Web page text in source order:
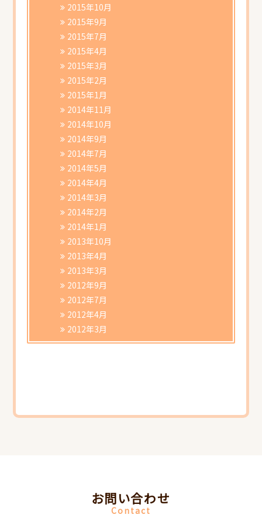
2015年10月
2015年9月
2015年7月
2015年4月
2015年3月
2015年2月
2015年1月
2014年11月
2014年10月
2014年9月
2014年7月
2014年5月
2014年4月
2014年3月
2014年2月
2014年1月
2013年10月
2013年4月
2013年3月
2012年9月
2012年7月
2012年4月
2012年3月
お問い合わせ
Contact